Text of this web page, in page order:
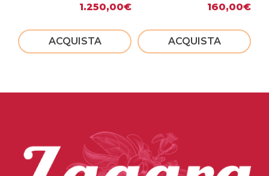
1.250,00€
ACQUISTA
160,00€
ACQUISTA